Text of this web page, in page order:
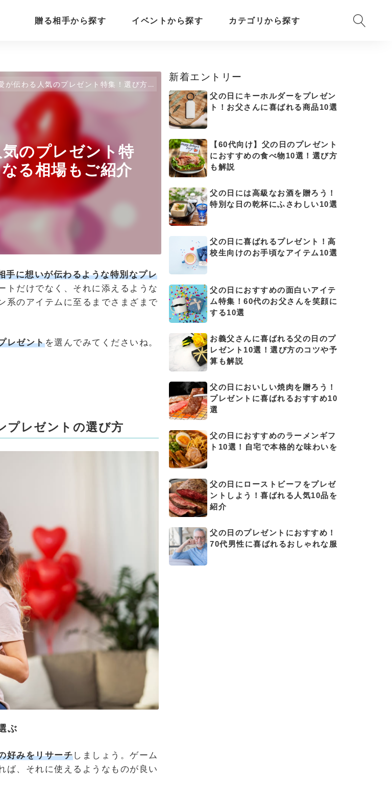
贈る相手から探す イベントから探す カテゴリから探す
気のプレゼント特集！選び方のポイントや気になる相場もご紹介
のプレゼント特
る相場もご紹介
手に想いが伝わるような特別なプレ
トだけでなく、それに添えるような
系のアイテムに至るまでさまざまで
レゼントを選んでみてくださいね。
プレゼントの選び方
ぶ
好みをリサーチしましょう。ゲーム
ば、それに使えるようなものが良い
新着エントリー
父の日にキーホルダーをプレゼン
ト！お父さんに喜ばれる商品10選
【60代向け】父の日のプレゼント
におすすめの食べ物10選！選び方
も解説
父の日には高級なお酒を贈ろう！
特別な日の乾杯にふさわしい10選
父の日に喜ばれるプレゼント！高
校生向けのお手頃なアイテム10選
父の日におすすめの面白いアイテ
ム特集！60代のお父さんを笑顔に
する10選
お義父さんに喜ばれる父の日のプ
レゼント10選！選び方のコツや予
算も解説
父の日においしい焼肉を贈ろう！
プレゼントに喜ばれるおすすめ10
選
父の日におすすめのラーメンギフ
ト10選！自宅で本格的な味わいを
父の日にローストビーフをプレゼ
ントしよう！喜ばれる人気10品を
紹介
父の日のプレゼントにおすすめ！
70代男性に喜ばれるおしゃれな服